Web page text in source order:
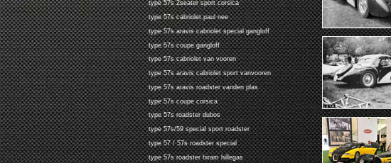
type 57s 2seater sport corsica
type 57s cabriolet paul nee
type 57s aravis cabriolet special gangloff
type 57s coupe gangloff
type 57s cabriolet van vooren
type 57s aravis cabriolet sport vanvooren
type 57s aravis roadster vanden plas
type 57s coupe corsica
type 57s roadster dubos
type 57s/59 special sport roadster
type 57 / 57s roadster special
type 57s roadster hiram hillegas